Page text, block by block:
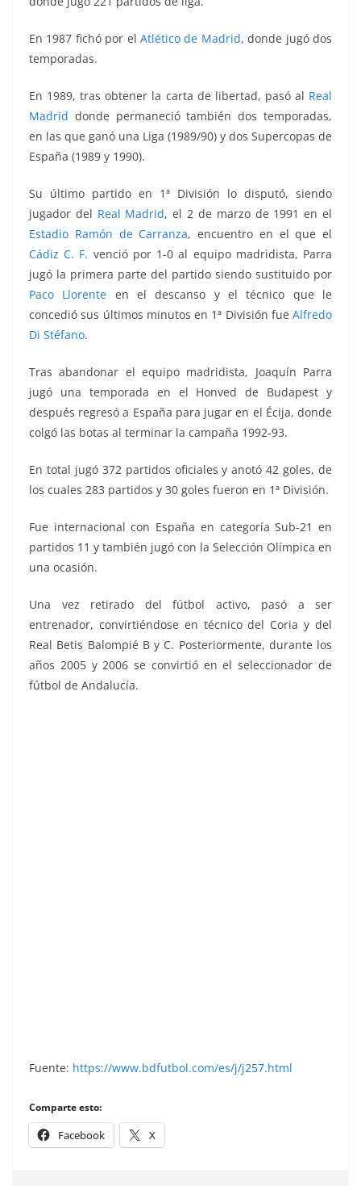
En 1987 fichó por el Atlético de Madrid, donde jugó dos
temporadas.
En 1989, tras obtener la carta de libertad, pasó al Real
Madrid donde permaneció también dos temporadas,
en las que ganó una Liga (1989/90) y dos Supercopas de
España (1989 y 1990).
Su último partido en 1ª División lo disputó, siendo
jugador del Real Madrid, el 2 de marzo de 1991 en el
Estadio Ramón de Carranza, encuentro en el que el
Cádiz C. F. venció por 1-0 al equipo madridista, Parra
jugó la primera parte del partido siendo sustituido por
Paco Llorente en el descanso y el técnico que le
concedió sus últimos minutos en 1ª División fue Alfredo
Di Stéfano.
Tras abandonar el equipo madridista, Joaquín Parra
jugó una temporada en el Honved de Budapest y
después regresó a España para jugar en el Écija, donde
colgó las botas al terminar la campaña 1992-93.
En total jugó 372 partidos oficiales y anotó 42 goles, de
los cuales 283 partidos y 30 goles fueron en 1ª División.
Fue internacional con España en categoría Sub-21 en
partidos 11 y también jugó con la Selección Olímpica en
una ocasión.
Una vez retirado del fútbol activo, pasó a ser
entrenador, convirtiéndose en técnico del Coria y del
Real Betis Balompié B y C. Posteriormente, durante los
años 2005 y 2006 se convirtió en el seleccionador de
fútbol de Andalucía.
Fuente: https://www.bdfutbol.com/es/j/j257.html
Comparte esto:
Facebook X